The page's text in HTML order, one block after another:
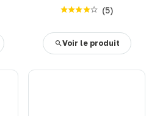
(5)
Voir le produit